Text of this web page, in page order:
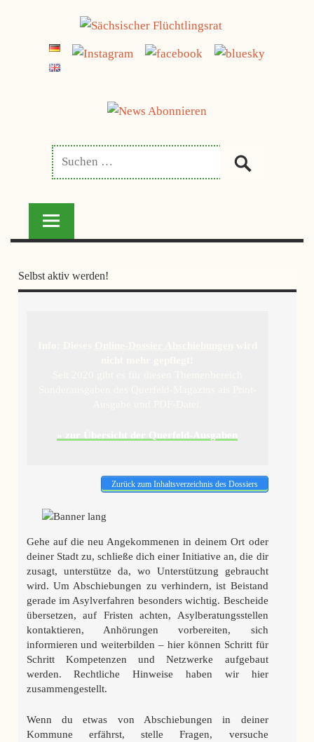
FLÜCHTLINGSRAT
Selbst aktiv werden!
Zurück zum Inhaltsverzeichnis des Dossiers
Gehe auf die neu Angekommenen in deinem Ort oder
deiner Stadt zu, schließe dich einer Initiative an, die dir
zusagt, unterstütze da, wo Unterstützung gebraucht
wird. Um Abschiebungen zu verhindern, ist Beistand
gerade im Asylverfahren besonders wichtig. Bescheide
übersetzen, auf Fristen achten, Asylberatungsstellen
kontaktieren, Anhörungen vorbereiten, sich
informieren und weiterbilden – hier können Schritt für
Schritt Kompetenzen und Netzwerke aufgebaut
werden. Rechtliche Hinweise haben wir hier
zusammengestellt.
Wenn du etwas von Abschiebungen in deiner
Kommune erfährst, stelle Fragen, versuche